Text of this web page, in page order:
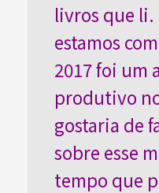
livros que li.
estamos
2017 foi um
produtivo
gostaria de
sobre esse
tempo que